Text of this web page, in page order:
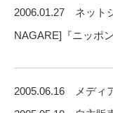
2006.01.27 ネット
NAGARE]『ニッポ
2005.06.16 メディ